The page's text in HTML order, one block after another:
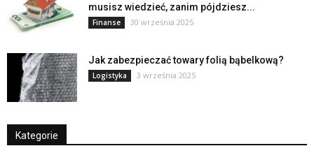
musisz wiedzieć, zanim pójdziesz...
Finanse 30 września 2025
Jak zabezpieczać towary folią bąbelkową?
Logistyka 3 września 2025
Kategorie